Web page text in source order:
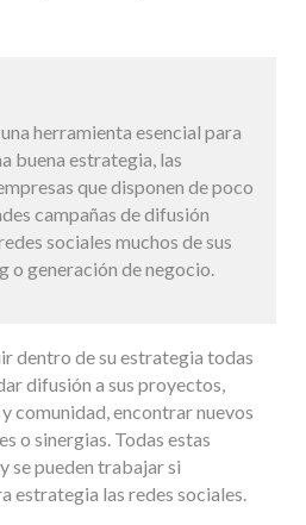
herramienta esencial para
buena estrategia, las
que disponen de poco
campañas de difusión
sociales muchos de sus
o generación de negocio.
dentro de su estrategia todas
difusión a sus proyectos,
comunidad, encontrar nuevos
o sinergias. Todas estas
se pueden trabajar si
estrategia las redes sociales.